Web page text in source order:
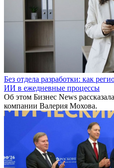
Без отдела разработки: как
ИИ в ежедневные процессы
Об этом Бизнес News
компании Валерия Мохова.